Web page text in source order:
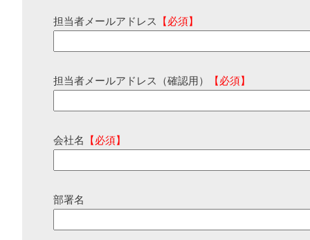
担当者メールアドレス 【必須】
担当者メールアドレス（確認用） 【必須】
会社名 【必須】
部署名